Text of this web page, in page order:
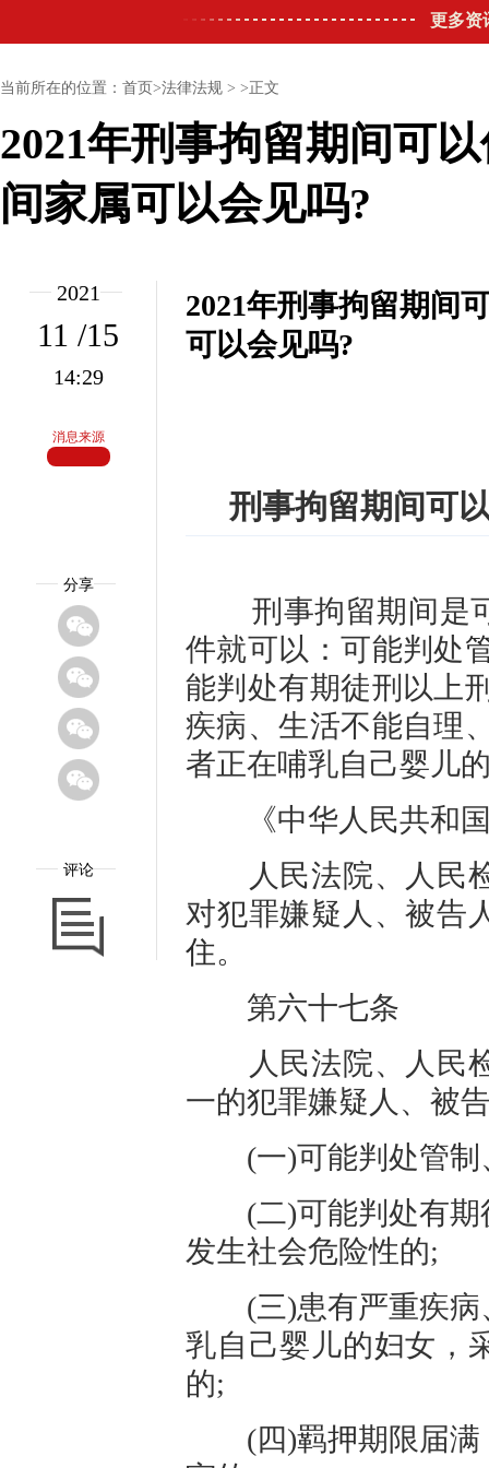
更多资
当前所在的位置：首页>法律法规 > >正文
2021年刑事拘留期间可
间家属可以会见吗?
2021
11 /15
14:29
消息来源
分享
评论
2021年刑事拘留期间
可以会见吗?
刑事拘留期间可
刑事拘留期间是可
件就可以：可能判处
能判处有期徒刑以上
疾病、生活不能自理
者正在哺乳自己婴儿
《中华人民共和国
人民法院、人民检
对犯罪嫌疑人、被告
住。
第六十七条
人民法院、人民检
一的犯罪嫌疑人、被
(一)可能判处管制
(二)可能判处有期
发生社会危险性的;
(三)患有严重疾病
乳自己婴儿的妇女，
的;
(四)羁押期限届满